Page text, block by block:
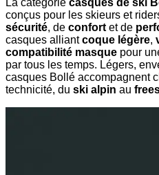
conçus pour les skieurs et
sécurité, de confort et de
casques alliantcoque légère,
compatibilité masque pour
par tous les temps. Légers,
casques Bollé accompagnent
technicité, du ski alpin au